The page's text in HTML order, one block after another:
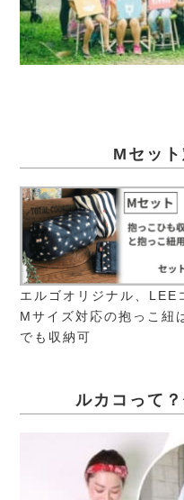
Mセッ
エルゴオリジナル、LEE
Mサイズ対応の抱っこ紐
でも収納可
ルカコって